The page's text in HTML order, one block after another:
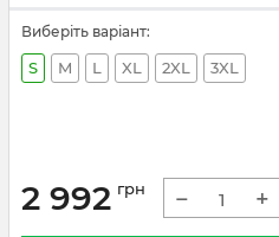
Виберіть варіант:
S M L XL 2XL 3XL
2 992 грн − +